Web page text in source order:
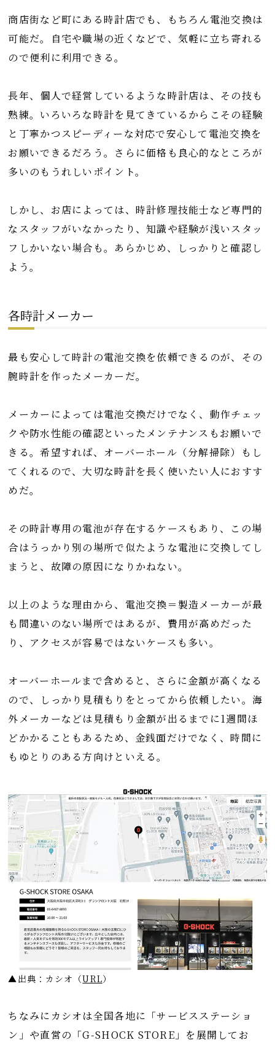
商店街など町にある時計店でも、もちろん電池交換は
可能だ。自宅や職場の近くなどで、気軽に立ち寄れる
ので便利に利用できる。
長年、個人で経営しているような時計店は、その技も
熟練。いろいろな時計を見てきているからこその経験
と丁寧かつスピーディーな対応で安心して電池交換を
お願いできるだろう。さらに価格も良心的なところが
多いのもうれしいポイント。
しかし、お店によっては、時計修理技能士など専門的
なスタッフがいなかったり、知識や経験が浅いスタッ
フしかいない場合も。あらかじめ、しっかりと確認し
よう。
各時計メーカー
最も安心して時計の電池交換を依頼できるのが、その
腕時計を作ったメーカーだ。
メーカーによっては電池交換だけでなく、動作チェッ
クや防水性能の確認といったメンテナンスもお願いで
きる。希望すれば、オーバーホール（分解掃除）もし
てくれるので、大切な時計を長く使いたい人におすす
めだ。
その時計専用の電池が存在するケースもあり、この場
合はうっかり別の場所で似たような電池に交換してし
まうと、故障の原因になりかねない。
以上のような理由から、電池交換＝製造メーカーが最
も間違いのない場所ではあるが、費用が高めだった
り、アクセスが容易ではないケースも多い。
オーバーホールまで含めると、さらに金額が高くなる
ので、しっかり見積もりをとってから依頼したい。海
外メーカーなどは見積もり金額が出るまでに1週間ほ
どかかることもあるため、金銭面だけでなく、時間に
もゆとりのある方向けといえる。
▲出典：カシオ （URL）
ちなみにカシオは全国各地に「サービスステーショ
ン」や直営の「G-SHOCK STORE」を展開してお